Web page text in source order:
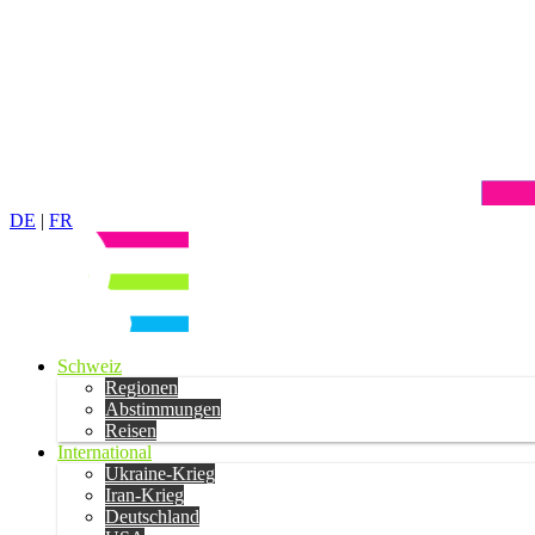
DE | FR
Schweiz
Regionen
Abstimmungen
Reisen
International
Ukraine-Krieg
Iran-Krieg
Deutschland